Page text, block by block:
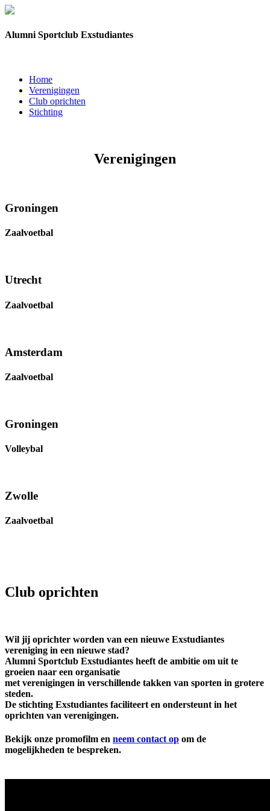
Alumni Sportclub Exstudiantes
Home
Verenigingen
Club oprichten
Stichting
Verenigingen
Groningen
Zaalvoetbal
Utrecht
Zaalvoetbal
Amsterdam
Zaalvoetbal
Groningen
Volleybal
Zwolle
Zaalvoetbal
Club oprichten
Wil jij oprichter worden van een nieuwe Exstudiantes
vereniging in een nieuwe stad?
Alumni Sportclub Exstudiantes heeft de ambitie om uit te
groeien naar een organisatie
met verenigingen in verschillende takken van sporten in grotere
steden.
De stichting Exstudiantes faciliteert en ondersteunt in het
oprichten van verenigingen.
Bekijk onze promofilm en neem contact op om de
mogelijkheden te bespreken.